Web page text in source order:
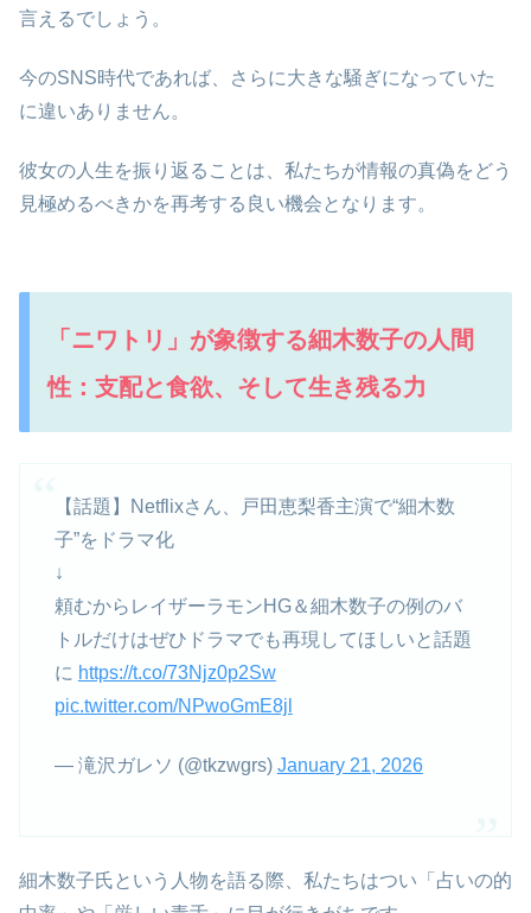
言えるでしょう。
今のSNS時代であれば、さらに大きな騒ぎになっていた
に違いありません。
彼女の人生を振り返ることは、私たちが情報の真偽をどう
見極めるべきかを再考する良い機会となります。
「ニワトリ」が象徴する細木数子の人間
性：支配と食欲、そして生き残る力
【話題】Netflixさん、戸田恵梨香主演で“細木数
子”をドラマ化
↓
頼むからレイザーラモンHG＆細木数子の例のバ
トルだけはぜひドラマでも再現してほしいと話題
に https://t.co/73Njz0p2Sw
pic.twitter.com/NPwoGmE8jl
— 滝沢ガレソ (@tkzwgrs) January 21, 2026
細木数子氏という人物を語る際、私たちはつい「占いの的